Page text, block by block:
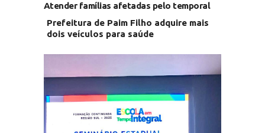
Atender famílias afetadas pelo temporal
Prefeitura de Paim Filho adquire mais
dois veículos para saúde